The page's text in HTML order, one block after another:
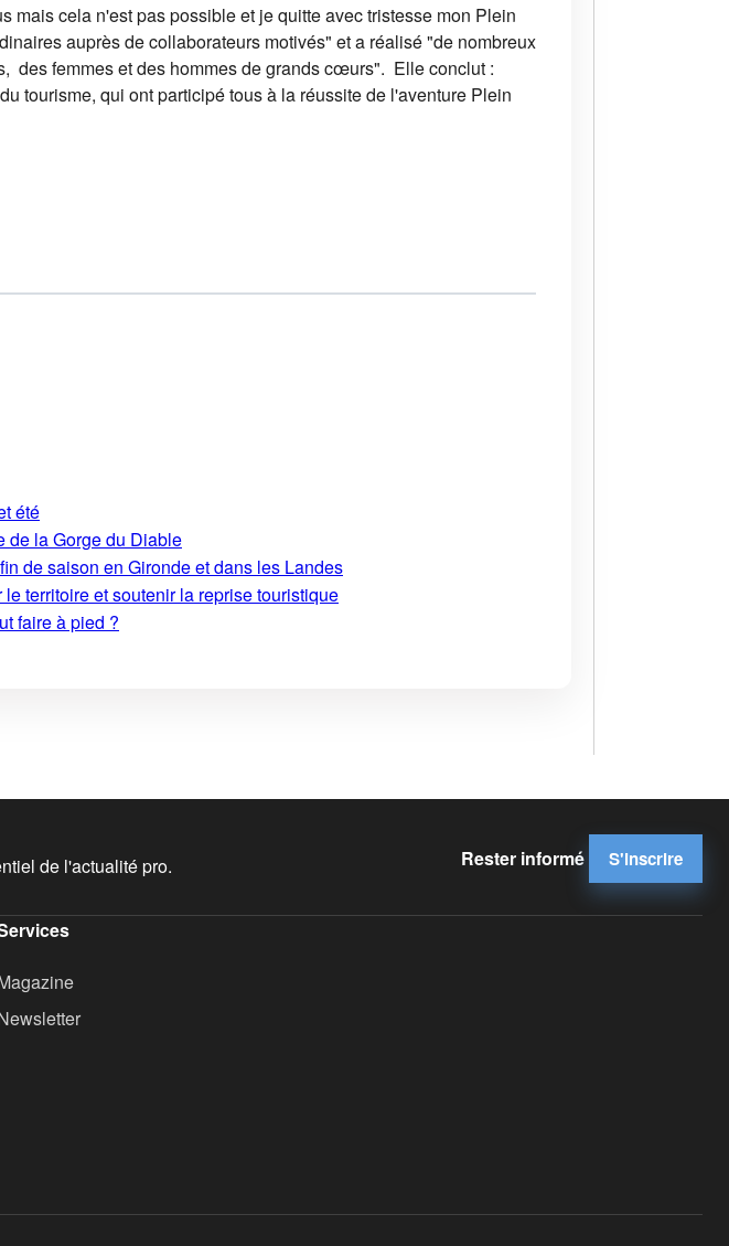
cela n'est pas possible et je quitte avec tristesse mon Plein
auprès de collaborateurs motivés" et a réalisé "de nombreux
des femmes et des hommes de grands cœurs". Elle conclut :
tourisme, qui ont participé tous à la réussite de l'aventure Plein
été
de la Gorge du Diable
de saison en Gironde et dans les Landes
territoire et soutenir la reprise touristique
faire à pied ?
de l'actualité pro. Rester informé S'inscrire